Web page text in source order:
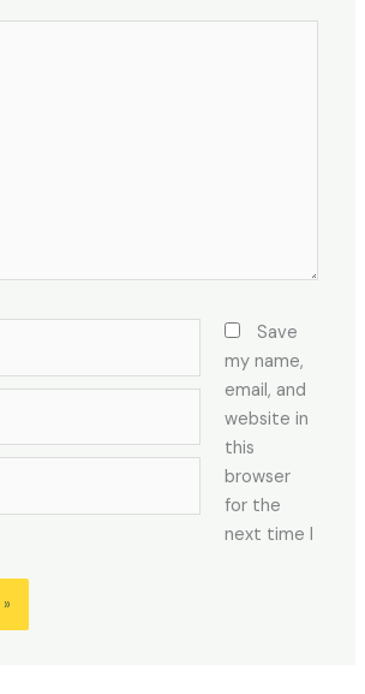
Save
my name,
email, and
website in
this
browser
for the
next time I